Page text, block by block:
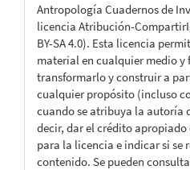
Antropología Cuadernos de
licencia Atribución-
BY-SA 4.0). Esta licencia
material en cualquier medio
transformarlo y construir a
cualquier propósito (incluso
cuando se atribuya la autoría
decir, dar el crédito
para la licencia e indicar si se
contenido. Se pueden